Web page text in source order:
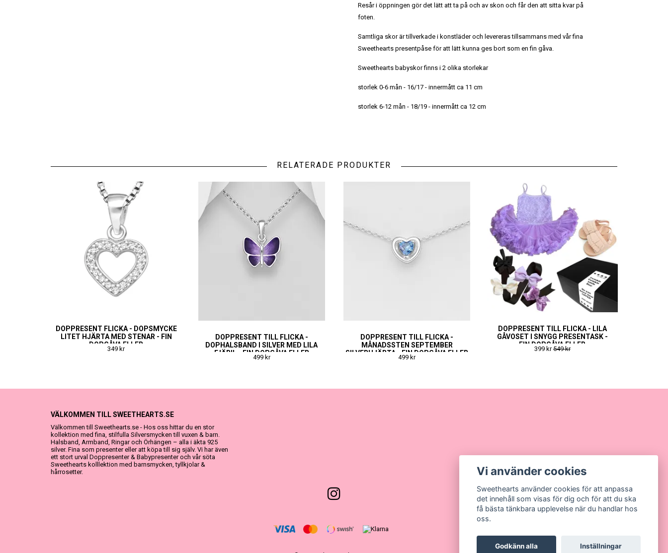
Resår i öppningen gör det lätt att ta på och av skon och får den att sitta kvar på
foten.
Samtliga skor är tillverkade i konstläder och levereras tillsammans med vår fina
Sweethearts presentpåse för att lätt kunna ges bort som en fin gåva.
Sweethearts babyskor finns i 2 olika storlekar
storlek 0-6 mån - 16/17 - innermått ca 11 cm
storlek 6-12 mån - 18/19 - innermått ca 12 cm
RELATERADE PRODUKTER
DOPPRESENT FLICKA - DOPSMYCKE
LITET HJÄRTA MED STENAR - FIN
DOPGÅVA ELLER
NAMNGIVNINGSPRESENT
349 kr
DOPPRESENT TILL FLICKA -
DOPHALSBAND I SILVER MED LILA
FJÄRIL - FIN DOPGÅVA ELLER
NAMNGIVNINGSPRESENT
499 kr
DOPPRESENT TILL FLICKA -
MÅNADSSTEN SEPTEMBER
SILVERHJÄRTA - FIN DOPGÅVA ELLER
NAMNGIVNINGSPRESENT
499 kr
DOPPRESENT TILL FLICKA - LILA
GÅVOSET I SNYGG PRESENTASK -
FIN DOPGÅVA ELLER
NAMNGIVNINGSPRESENT
399 kr549 kr
VÄLKOMMEN TILL SWEETHEARTS.SE
Välkommen till Sweethearts.se - Hos oss hittar du en stor
kollektion med fina, stilfulla Silversmycken till vuxen & barn.
Halsband, Armband, Ringar och Örhängen – alla i äkta 925
silver. Fina som presenter eller att köpa till sig själv. Vi har även
ett stort urval Doppresenter & Babypresenter och vår söta
Sweethearts kolllektion med barnsmycken, tyllkjolar &
hårrosetter.
Vi använder cookies
Sweethearts använder cookies för att anpassa
det innehåll som visas för dig och för att du ska
få bästa tänkbara upplevelse när du handlar hos
oss.
Godkänn alla Inställningar